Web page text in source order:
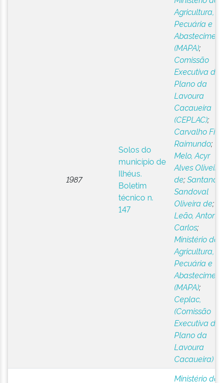
1987
Solos do
município de
Ilhéus.
Boletim
técnico n.
147
Agricultura,
Pecuária e
(MAPA);
Comissão
Executiva do
Plano da
Lavoura
Cacaueira
(CEPLAC);
Carvalho
Raimundo;
Melo, Acyr
Alves Oliveira
de;Santana,
Sandoval
Oliveira de;
Leão, Antonio
Carlos;
Ministério da
Agricultura,
Pecuária e
(MAPA);
Ceplac,
(Comissão
Executiva do
Plano da
Lavoura
Cacaueira)
Ministério da